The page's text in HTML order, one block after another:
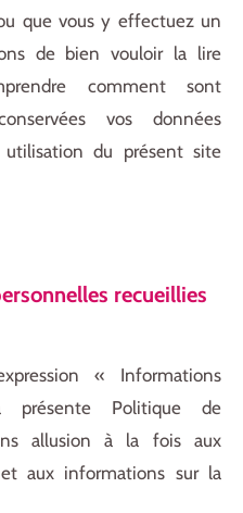
que vous y effectuez un
de bien vouloir la lire
comment sont
vos données
du présent site
recueillies
« Informations
présente Politique de
allusion à la fois aux
aux informations sur la